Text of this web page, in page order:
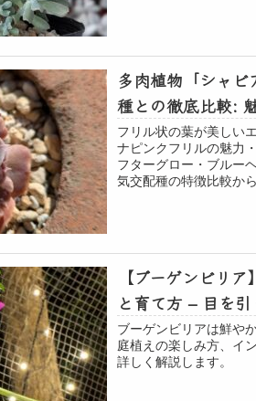
多肉植物「シャ
種との徹底比較:
フリル状の葉が美しい
ナピンクフリルの魅力
フターグロー・ブルー
気交配種の特徴比較か
【ブーゲンビリ
と育て方 – 目を
ブーゲンビリアは鮮や
庭植えの楽しみ方、イ
詳しく解説します。